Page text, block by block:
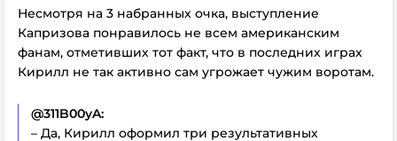
Несмотря на 3 набранных очка, выступление
Капризова понравилось не всем американским
фанам, отметивших тот факт, что в последних играх
Кирилл не так активно сам угрожает чужим воротам.
@311B00yA:
– Да, Кирилл оформил три результативных